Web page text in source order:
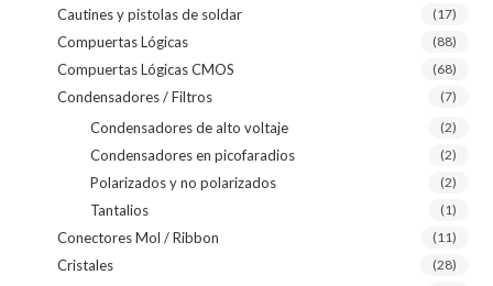
Cautines y pistolas de soldar (17)
Compuertas Lógicas (88)
Compuertas Lógicas CMOS (68)
Condensadores / Filtros (7)
Condensadores de alto voltaje (2)
Condensadores en picofaradios (2)
Polarizados y no polarizados (2)
Tantalios (1)
Conectores Mol / Ribbon (11)
Cristales (28)